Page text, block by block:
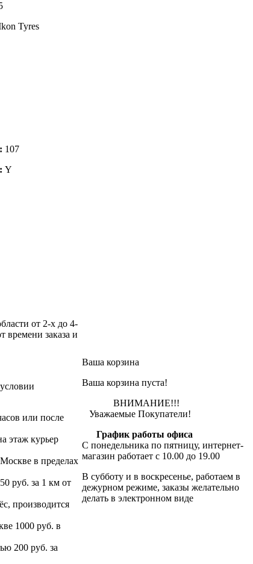
Tyres
107
Y
от 2-х до 4-
времени заказа и
или после
этаж курьер
в пределах
руб. за 1 км от
производится
1000 руб. в
200 руб. за
Ваша корзина
Ваша корзина пуста!
ВНИМАНИЕ!!!
Уважаемые Покупатели!
График работы офиса
С понедельника по пятницу, интернет-
магазин работает с 10.00 до 19.00
В субботу и в воскресенье, работаем в
дежурном режиме, заказы желательно
делать в электронном виде